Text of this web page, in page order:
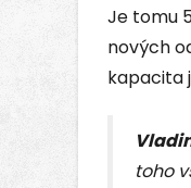
Je tomu
nových
kapacita
toho